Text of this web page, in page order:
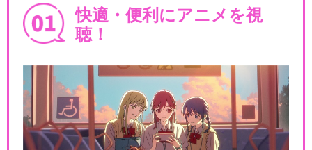
映画おしりたんてい テントウ
ムシいせきの なぞ
快適・便利にアニメを視
聴！